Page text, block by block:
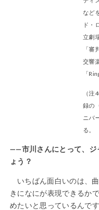
など
ド・
立劇
「
交響
「
（
録の
ニバ
る。
——市川さんにとって、ジ
ょう？
いちばん面白いのは、
きになにが表現できるか
めたいと思っているんで